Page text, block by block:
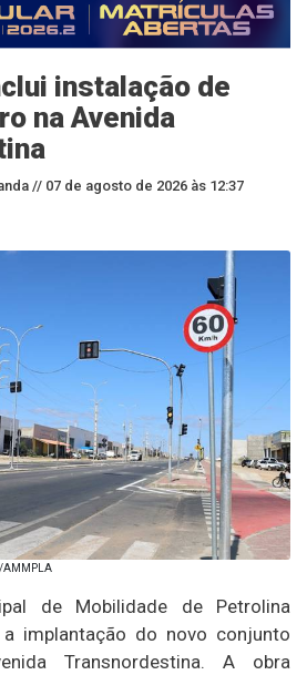
instalação de
na Avenida
// 07 de agosto de 2026 às 12:37
AMMPLA
de Mobilidade de Petrolina
a implantação do novo conjunto
Transnordestina. A obra